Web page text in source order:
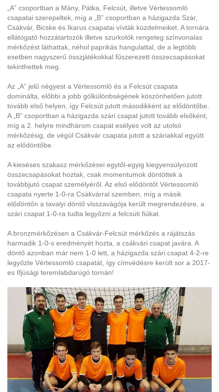
„A” csoportban a Mány, Pátka, Felcsút, illetve Vértessomló
csapatai szerepeltek, míg a „B” csoportban a házigazda Szár,
Csákvár, Bicske és Ikarus csapatai vívták küzdelmeiket. A tornára
ellátogató hozzátartozók illetve szurkolók rengeteg színvonalas
mérkőzést láthattak, néhol paprikás hangulattal, de a legtöbb
esetben nagyszerű összjátékokkal fűszerezett összecsapásokat
tekinthettek meg.
Az „A” jelű négyest a Vértessomló és a Felcsút csapata
dominálta, előbbi a jobb gólkülönbségének köszönhetően jutott
tovább első helyen, így Felcsút jutott másodikként az elődöntőbe.
A „B” csoportban a házigazda szári csapat jutott tovább elsőként,
míg a 2. helyre mindhárom csapat esélyes volt az utolsó
mérkőzésig, de végül Csákvár csapata jutott a száriakkal együtt
az elődöntőbe.
A kieséses szakasz mérkőzései egytől-egyig kiegyensúlyozott
összecsapásokat hoztak, csak momentumok döntöttek a
továbbjutó csapat személyéről. Az első elődöntőt Vértessomló
csapata nyerte 1-0-ra Csákvárral szemben, míg a másik
elődöntőn a tavalyi döntő visszavágója került megrendezésre, a
szári csapat 1-0-ra tudta legyőzni a felcsúti fiúkat.
A bronzmérkőzésen a Csákvár-Felcsút mérkőzés a rájátszás
harmadik 1-0-s eredményét hozta, a csákvári csapat javára. A
döntő azonban már nem 1-0 lett, a házigazda szári csapat 4-2-re
legyőzte Vértessomló csapatát, így címvédésre került sor a 2017-
es Ifjúsági teremlabdarúgó tornán!